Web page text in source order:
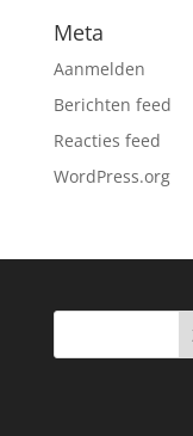
Meta
Aanmelden
Berichten feed
Reacties feed
WordPress.org